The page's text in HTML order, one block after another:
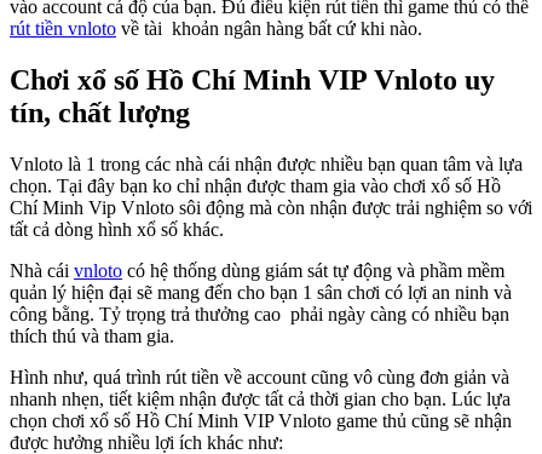
vào account cá độ của bạn. Đủ điều kiện rút tiền thì game thủ có thể
rút tiền vnloto về tài khoản ngân hàng bất cứ khi nào.
Chơi xổ số Hồ Chí Minh VIP Vnloto uy
tín, chất lượng
Vnloto là 1 trong các nhà cái nhận được nhiều bạn quan tâm và lựa
chọn. Tại đây bạn ko chỉ nhận được tham gia vào chơi xổ số Hồ
Chí Minh Vip Vnloto sôi động mà còn nhận được trải nghiệm so với
tất cả dòng hình xổ số khác.
Nhà cái vnloto có hệ thống dùng giám sát tự động và phầm mềm
quản lý hiện đại sẽ mang đến cho bạn 1 sân chơi có lợi an ninh và
công bằng. Tỷ trọng trả thưởng cao phải ngày càng có nhiều bạn
thích thú và tham gia.
Hình như, quá trình rút tiền về account cũng vô cùng đơn giản và
nhanh nhẹn, tiết kiệm nhận được tất cả thời gian cho bạn. Lúc lựa
chọn chơi xổ số Hồ Chí Minh VIP Vnloto game thủ cũng sẽ nhận
được hưởng nhiều lợi ích khác như: